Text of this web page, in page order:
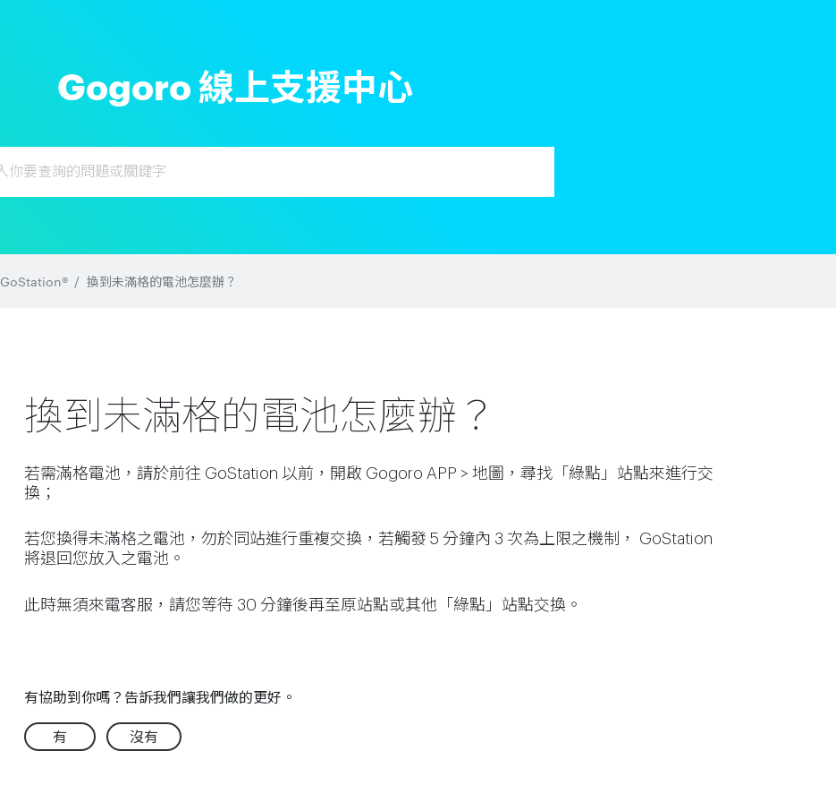
Gogoro 線上支援中心
GoStation® 換到未滿格的電池怎麼辦？
換到未滿格的電池怎麼辦？
若需滿格電池，請於前往 GoStation 以前，開啟 Gogoro APP > 地圖，尋找「綠點」站點來進行交
換；
若您換得未滿格之電池，勿於同站進行重複交換，若觸發 5 分鐘內 3 次為上限之機制， GoStation
將退回您放入之電池。
此時無須來電客服，請您等待 30 分鐘後再至原站點或其他「綠點」站點交換。
有協助到你嗎？告訴我們讓我們做的更好。
有 沒有